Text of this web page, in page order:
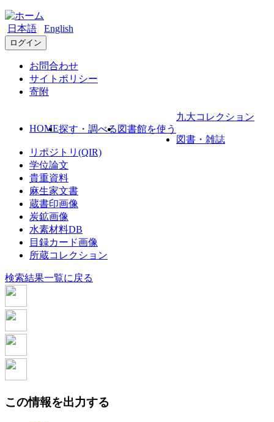
日本語 English
ログイン
お問合わせ
サイトポリシー
寄附
HOME探す・調べる 図書館を使う
九大コレクション
図書・雑誌
リポジトリ(QIR)
学位論文
貴重資料
麻生家文書
蔵書印画像
炭鉱画像
水素材料DB
目録カード画像
所蔵コレクション
検索結果一覧に戻る
この情報を出力する